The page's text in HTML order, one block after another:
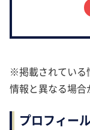
※掲載されている
情報と異なる場合
プロフィー